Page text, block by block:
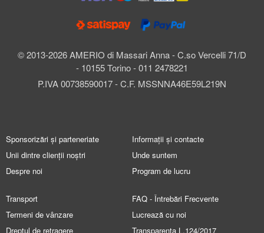
© 2013-2026 AMERIO di Massari Anna - C.so Vercelli 71/D
- 10155 Torino - 011 2478221
P.IVA 00738590017 - C.F. MSSNNA46E59L219N
Sponsorizări și parteneriate
Unii dintre clienții noștri
Despre noi
Informații și contacte
Unde suntem
Program de lucru
Transport
Termeni de vânzare
Dreptul de retragere
FAQ - Întrebări Frecvente
Lucrează cu noi
Transparența L.124/2017